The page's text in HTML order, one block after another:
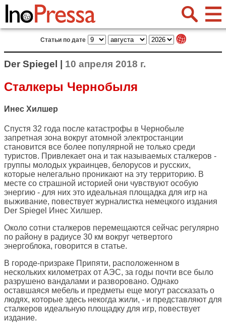
Статьи по дате
Der Spiegel | 10 апреля 2018 г.
Сталкеры Чернобыля
Инес Хилшер
Спустя 32 года после катастрофы в Чернобыле
запретная зона вокруг атомной электростанции
становится все более популярной не только среди
туристов. Привлекает она и так называемых сталкеров -
группы молодых украинцев, белорусов и русских,
которые нелегально проникают на эту территорию. В
месте со страшной историей они чувствуют особую
энергию - для них это идеальная площадка для игр на
выживание, повествует журналистка немецкого издания
Der Spiegel Инес Хилшер.
Около сотни сталкеров перемещаются сейчас регулярно
по району в радиусе 30 км вокруг четвертого
энергоблока, говорится в статье.
В городе-призраке Припяти, расположенном в
нескольких километрах от АЭС, за годы почти все было
разрушено вандалами и разворовано. Однако
оставшаяся мебель и предметы еще могут рассказать о
людях, которые здесь некогда жили, - и представляют для
сталкеров идеальную площадку для игр, повествует
издание.